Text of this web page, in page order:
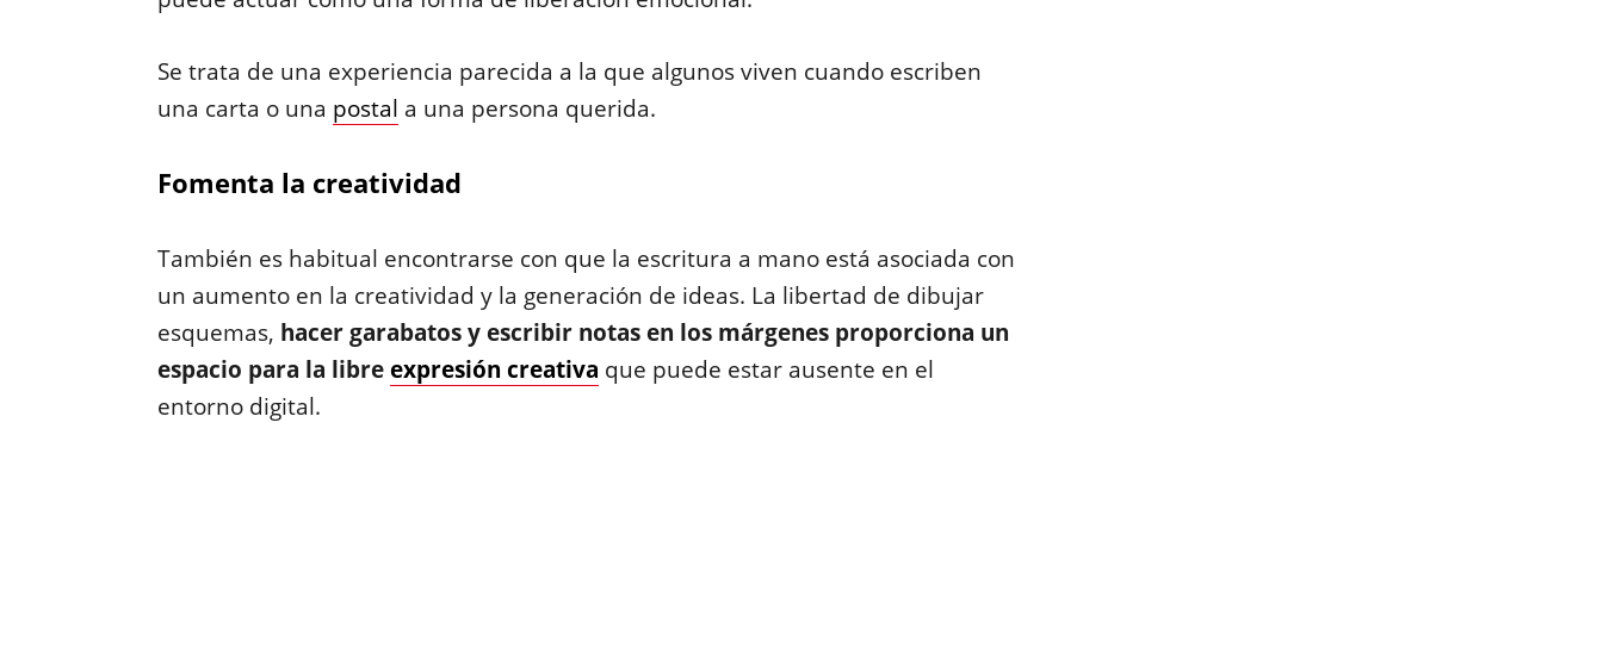
Se trata de una experiencia parecida a la que algunos viven cuando escriben
una carta o una postal a una persona querida.
Fomenta la creatividad
También es habitual encontrarse con que la escritura a mano está asociada con
un aumento en la creatividad y la generación de ideas. La libertad de dibujar
esquemas, hacer garabatos y escribir notas en los márgenes proporciona un
espacio para la libreexpresión creativa que puede estar ausente en el
entorno digital.